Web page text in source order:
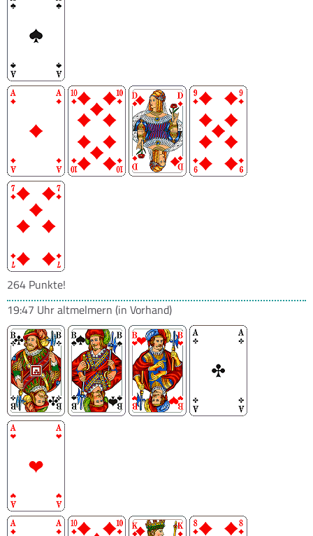
264 Punkte!
19:47 Uhraltmelmern (in Vorhand)